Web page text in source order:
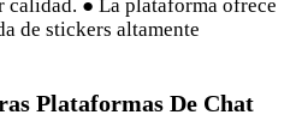
● La plataforma ofrece
de stickers altamente
Plataformas De Chat